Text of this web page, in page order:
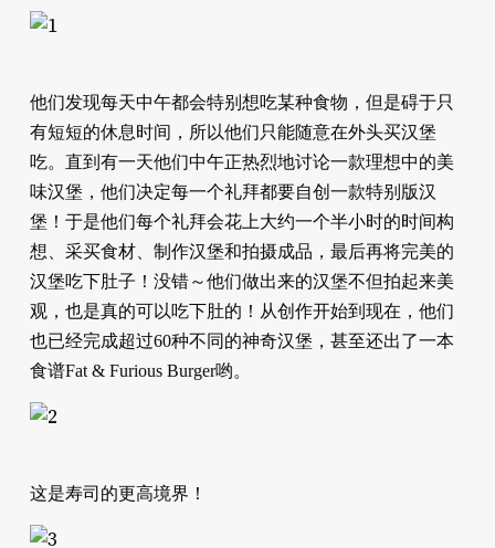
他们发现每天中午都会特别想吃某种食物，但是碍于只
有短短的休息时间，所以他们只能随意在外头买汉堡
吃。直到有一天他们中午正热烈地讨论一款理想中的美
味汉堡，他们决定每一个礼拜都要自创一款特别版汉
堡！于是他们每个礼拜会花上大约一个半小时的时间构
想、采买食材、制作汉堡和拍摄成品，最后再将完美的
汉堡吃下肚子！没错～他们做出来的汉堡不但拍起来美
观，也是真的可以吃下肚的！从创作开始到现在，他们
也已经完成超过60种不同的神奇汉堡，甚至还出了一本
食谱Fat & Furious Burger哟。
这是寿司的更高境界！